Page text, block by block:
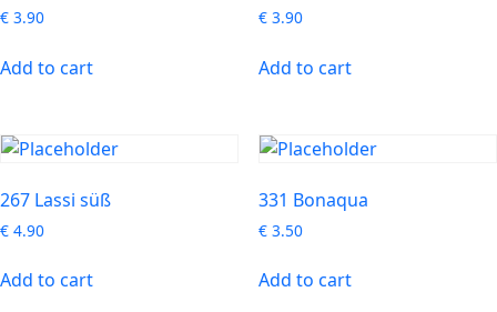
€ 3.90
Add to cart
€3.90
Add to cart
267 Lassi süß
€ 4.90
Add to cart
331 Bonaqua
€3.50
Add to cart